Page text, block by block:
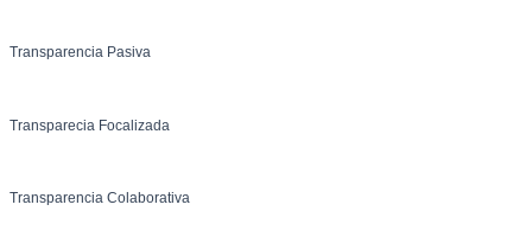
Transparencia Pasiva
Transparecia Focalizada
Transparencia Colaborativa